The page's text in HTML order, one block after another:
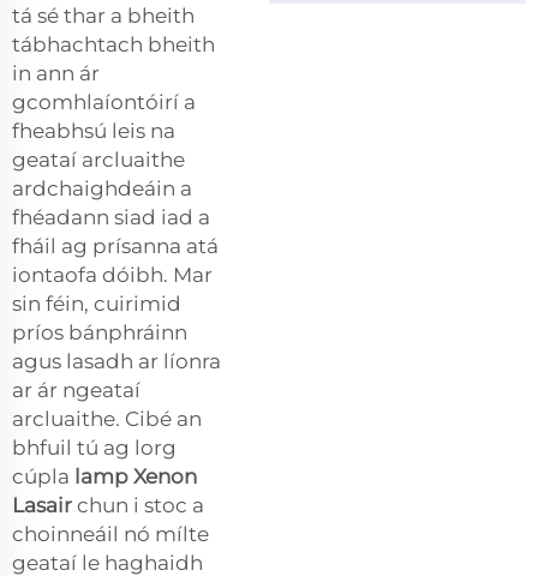
tá sé thar a bheith
tábhachtach bheith
in ann ár
gcomhlaíontóirí a
fheabhsú leis na
geataí arcluaithe
ardchaighdeáin a
fhéadann siad iad a
fháil ag prísanna atá
iontaofa dóibh. Mar
sin féin, cuirimid
príos bánphráinn
agus lasadh ar líonra
ar ár ngeataí
arcluaithe. Cibé an
bhfuil tú ag lorg
cúpla lamp Xenon
Lasair chun i stoc a
choinneáil nó mílte
geataí le haghaidh